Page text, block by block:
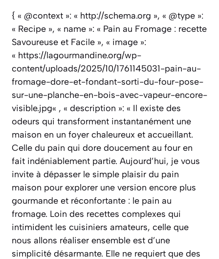
{ « @context »: « http://schema.org », « @type »:
« Recipe », « name »: « Pain au Fromage : recette
Savoureuse et Facile », « image »:
« https://lagourmandine.org/wp-
content/uploads/2025/10/1761145031-pain-au-
fromage-dore-et-fondant-sorti-du-four-pose-
sur-une-planche-en-bois-avec-vapeur-encore-
visible.jpg« , « description »: « Il existe des
odeurs qui transforment instantanément une
maison en un foyer chaleureux et accueillant.
Celle du pain qui dore doucement au four en
fait indéniablement partie. Aujourd’hui, je vous
invite à dépasser le simple plaisir du pain
maison pour explorer une version encore plus
gourmande et réconfortante : le pain au
fromage. Loin des recettes complexes qui
intimident les cuisiniers amateurs, celle que
nous allons réaliser ensemble est d’une
simplicité désarmante. Elle ne requiert que des